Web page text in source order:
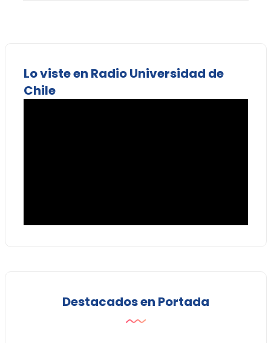
Lo viste en Radio Universidad de
Chile
Destacados en Portada